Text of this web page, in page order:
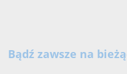
Szanowni Państwo,